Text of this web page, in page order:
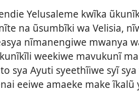
Yelusaleme kwĩka
na ũsumbĩki wa Velisia,
nĩmanengiwe mwanya
weekiwe mavukunĩ
sya Ayuti syeethĩiwe syĩ sya
eeiwe amaeke make ĩkalũ